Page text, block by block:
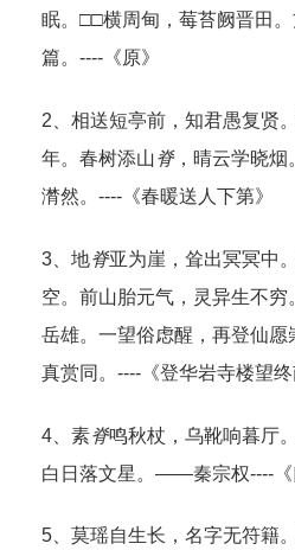
眠。□□横周甸，莓苔阙晋田
篇。----《原》
2、相送短亭前，知君愚复贤
年。春树添山脊，晴云学晓烟
潸然。----《春暖送人下第》
3、地脊亚为崖，耸出冥冥中
空。前山胎元气，灵异生不
岳雄。一望俗虑醒，再登仙
真赏同。----《登华岩寺楼望终
4、素脊鸣秋杖，乌靴响暮厅
白日落文星。——秦宗权----《
5、莫瑶自生长，名字无符籍